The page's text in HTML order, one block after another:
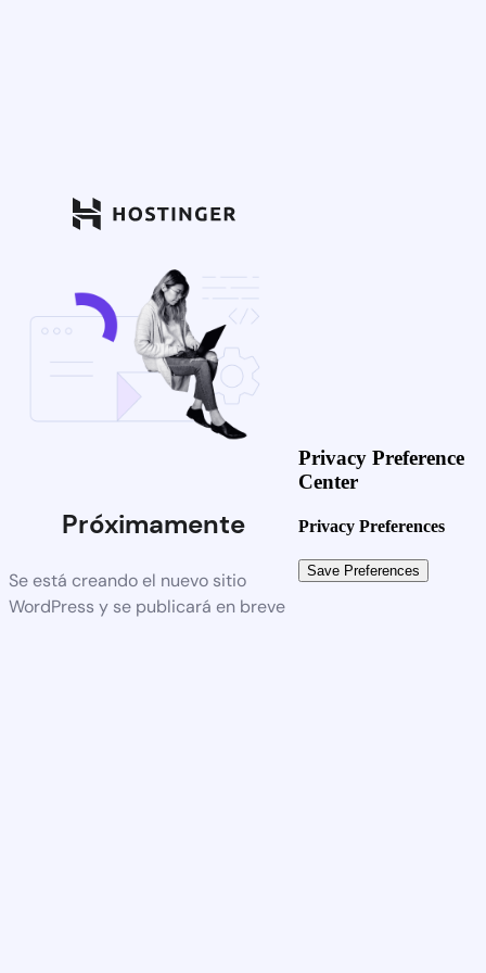
Próximamente
Se está creando el nuevo sitio
WordPress y se publicará en breve
Privacy Preference
Center
Privacy Preferences